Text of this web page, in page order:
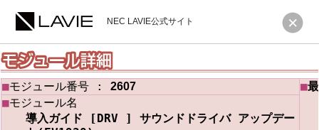
NEC LAVIE公式サイト